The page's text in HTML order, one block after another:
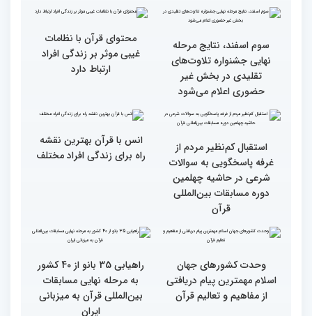
گزارش تصویری اولین روز
رقابت بخش بانوان چهلمین
دوره مسابقات بین المللی
قرآن کریم (بخش دوم)
گزارش تصویری اولین روز
رقابت بخش بانوان چهلمین
دوره مسابقات بین المللی
سوم اسفند، نتایج مرحله
نهایی جشنواره تلاوت‌های
تقلیدی در بخش غیر
حضوری اعلام می‌شود
محتوای قرآن با نظامات
غیبی موثر بر زندگی افراد
غرفه پاسخگویی به سوالات
شرعی در حاشیه چهلمین
دوره مسابقات بین‌المللی
انس با قرآن بهترین نقشه
راه برای زندگی افراد مختلف